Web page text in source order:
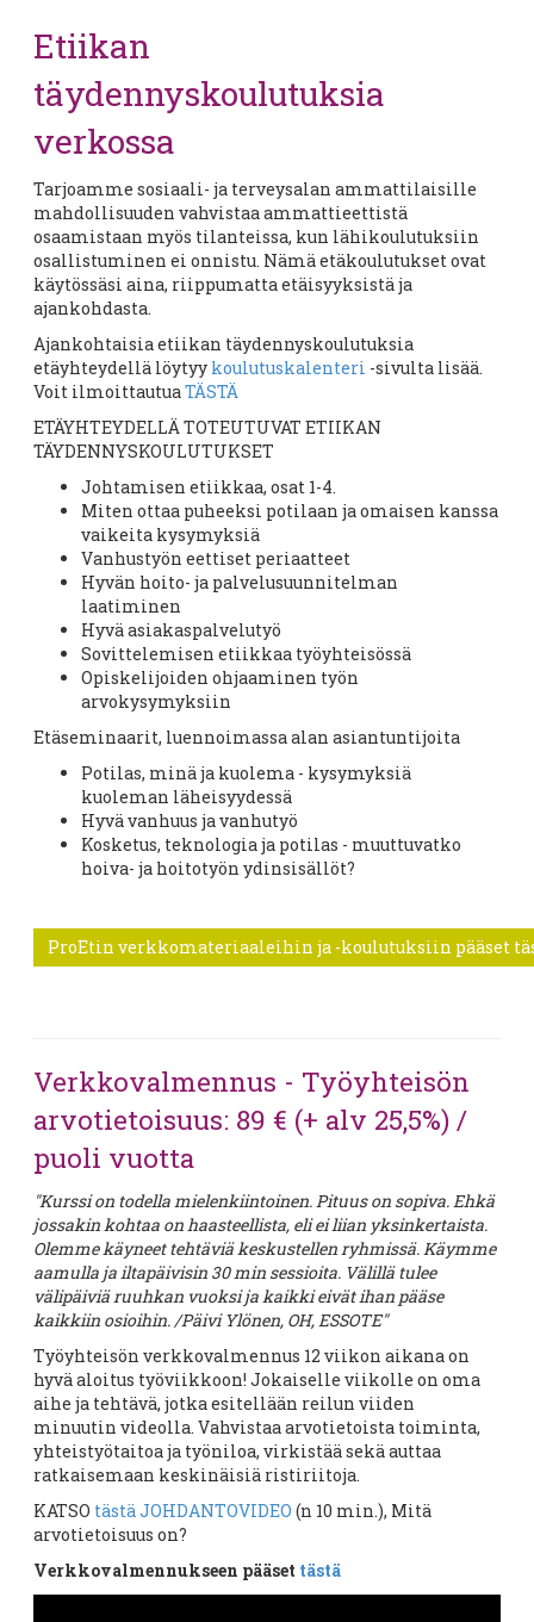
Etiikan
täydennyskoulutuksia
verkossa
Tarjoamme sosiaali- ja terveysalan ammattilaisille
mahdollisuuden vahvistaa ammattieettistä
osaamistaan myös tilanteissa, kun lähikoulutuksiin
osallistuminen ei onnistu. Nämä etäkoulutukset ovat
käytössäsi aina, riippumatta etäisyyksistä ja
ajankohdasta.
Ajankohtaisia etiikan täydennyskoulutuksia
etäyhteydellä löytyy koulutuskalenteri -sivulta lisää.
Voit ilmoittautuaTÄSTÄ
ETÄYHTEYDELLÄ TOTEUTUVAT ETIIKAN
TÄYDENNYSKOULUTUKSET
Johtamisen etiikkaa, osat 1-4.
Miten ottaa puheeksi potilaan ja omaisen kanssa
vaikeita kysymyksiä
Vanhustyön eettiset periaatteet
Hyvän hoito- ja palvelusuunnitelman
laatiminen
Hyvä asiakaspalvelutyö
Sovittelemisen etiikkaa työyhteisössä
Opiskelijoiden ohjaaminen työn
arvokysymyksiin
Etäseminaarit, luennoimassa alan asiantuntijoita
Potilas, minä ja kuolema - kysymyksiä
kuoleman läheisyydessä
Hyvä vanhuus ja vanhutyö
Kosketus, teknologia ja potilas - muuttuvatko
hoiva- ja hoitotyön ydinsisällöt?
ProEtin verkkomateriaaleihin ja -koulutuksiin pääset
Verkkovalmennus - Työyhteisön
arvotietoisuus: 89 € (+ alv 25,5%) /
puoli vuotta
"Kurssi on todella mielenkiintoinen. Pituus on sopiva. Ehkä
jossakin kohtaa on haasteellista, eli ei liian yksinkertaista.
Olemme käyneet tehtäviä keskustellen ryhmissä. Käymme
aamulla ja iltapäivisin 30 min sessioita. Välillä tulee
välipäiviä ruuhkan vuoksi ja kaikki eivät ihan pääse
kaikkiin osioihin. /Päivi Ylönen, OH, ESSOTE"
Työyhteisön verkkovalmennus 12 viikon aikana on
hyvä aloitus työviikkoon! Jokaiselle viikolle on oma
aihe ja tehtävä, jotka esitellään reilun viiden
minuutin videolla. Vahvistaa arvotietoista toiminta,
yhteistyötaitoa ja työniloa, virkistää sekä auttaa
ratkaisemaan keskinäisiä ristiriitoja.
KATSO tästä JOHDANTOVIDEO (n 10 min.), Mitä
arvotietoisuus on?
Verkkovalmennukseen pääset tästä